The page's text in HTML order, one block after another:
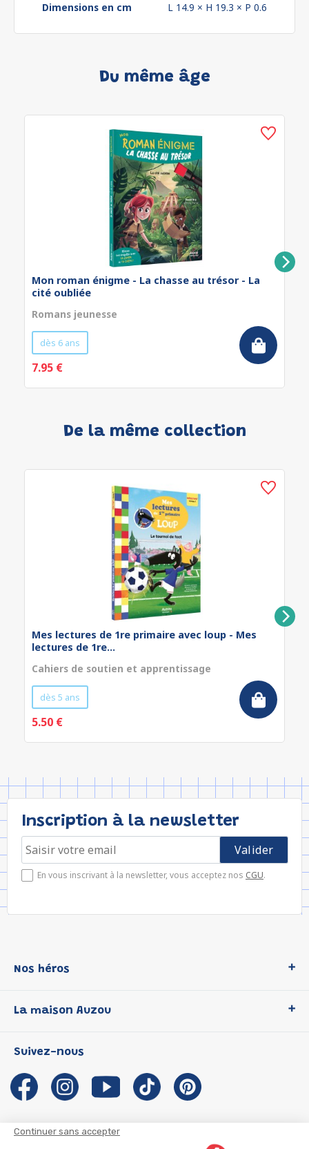
Continuer sans accepter
Dimensions en cm
L 14.9 × H 19.3 × P 0.6
Du même âge
Mon roman énigme - La chasse au trésor - La
cité oubliée
Romans jeunesse
dès 6 ans
7.95 €
De la même collection
Mes lectures de 1re primaire avec loup - Mes
lectures de 1re...
Cahiers de soutien et apprentissage
dès 5 ans
5.50 €
Inscription à la newsletter
En vous inscrivant à la newsletter, vous acceptez nos CGU.
Nos héros
P'tit Loup
Les Influenceuses
Migali
Petite Taupe
La maison Auzou
Notre histoire
Auzou s'engage
Auteurs et illustrateurs Auzou
Suivez-nous